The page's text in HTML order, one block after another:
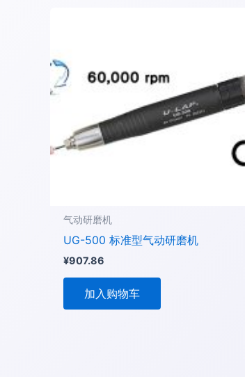
气动研磨机
UG-500 标准型气动研磨机
¥907.86
加入购物车